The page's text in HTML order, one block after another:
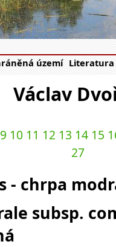
území Literatura
Václav
9 10 11 12 13 14 15
27
- chrpa
subsp.